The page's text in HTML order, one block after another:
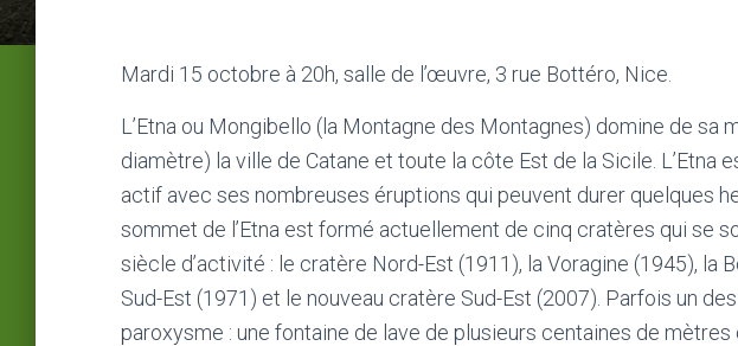
Mardi 15 octobre à 20h, salle de l’œuvre, 3 rue Bottéro, Nice.
L’Etna ou Mongibello (la Montagne des Montagnes) domine de sa
diamètre) la ville de Catane et toute la côte Est de la Sicile. L’Etna
actif avec ses nombreuses éruptions qui peuvent durer quelques
sommet de l’Etna est formé actuellement de cinq cratères qui se
siècle d’activité : le cratère Nord-Est (1911), la Voragine (1945), la
Sud-Est (1971) et le nouveau cratère Sud-Est (2007). Parfois un
paroxysme : une fontaine de lave de plusieurs centaines de mètres